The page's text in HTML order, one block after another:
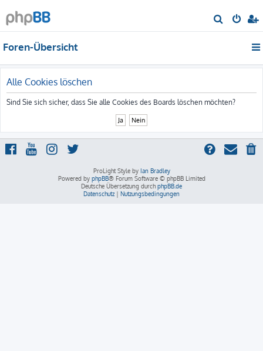
u
Foren-Übersicht
Alle Cookies löschen
Sind Sie sich sicher, dass Sie alle Cookies des Boards löschen möchten?
ProLight Style by Ian Bradley
Powered by phpBB® Forum Software © phpBB Limited
Deutsche Übersetzung durch phpBB.de
Datenschutz | Nutzungsbedingungen